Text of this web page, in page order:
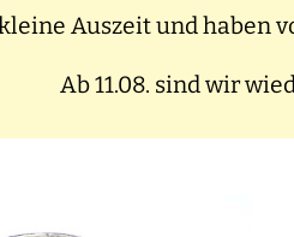
Auszeit und haben
Ab 11.08. sind wir